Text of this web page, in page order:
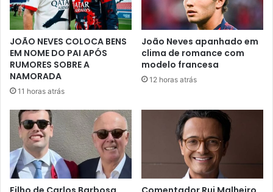
JOÃO NEVES COLOCA BENS
EM NOME DO PAI APÓS
RUMORES SOBRE A
NAMORADA
11 horas atrás
João Neves apanhado em
clima de romance com
modelo francesa
12 horas atrás